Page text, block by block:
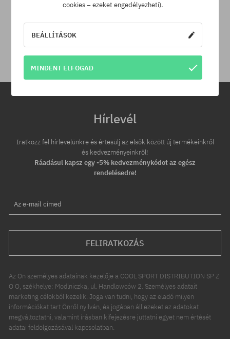
30 nap az áru viszaküldésére
A termék visszaküldésére a csomag kézhezvételétől számítva
Hírlevél
Iratkozz fel hírlevelünkre és értesülj az elsők között új termékeinkről
és kedvezményeinkről!
Ráadásul kapsz egy -5% kedvezménykódot az egész
rendelésedre!
Az e-mail címed
FELIRATKOZÁS
Az Ön személyes adatainak kezelője a COOL SPORT DISTRIBUTION SP Z
O O, székhelye: Modlniczka, ul. Handlowców 2. Személyes adatait
marketing célokból kezelik. Joga van tudni, hogy az eladó milyen
információkat tart Önről nyilván, és jogában áll ezeket az adatokat
megváltoztatni, valamint írásban kifejezésre juttatni egyet nem értését
adatai feldolgozásával kapcsolatban.
cookies – ezeket engedélyezheti).
BEÁLLÍTÁSOK
MINDENT ELFOGAD